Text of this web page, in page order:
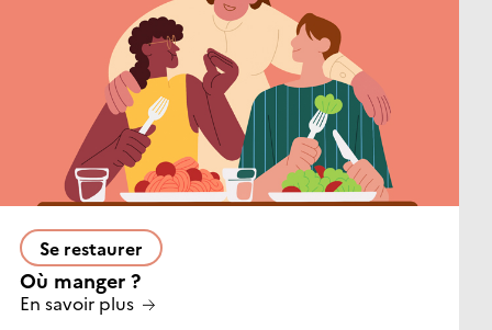
Se restaurer
Où manger ?
En savoir plus